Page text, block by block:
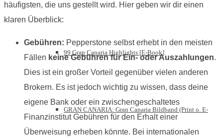
99 Gran Canaria Highlights [E-Book]
GRAN CANARIA: Gran Canaria Bildband (Print o. E-
häufigsten, die uns gestellt wird. Hier geben wir dir einen
klaren Überblick:
Gebühren: Pepperstone selbst erhebt in den meisten
Fällen keine Gebühren für Ein- oder Auszahlungen.
Dies ist ein großer Vorteil gegenüber vielen anderen
Brokern. Es ist jedoch wichtig zu wissen, dass deine
eigene Bank oder ein zwischengeschaltetes
Finanzinstitut Gebühren für den Erhalt einer
Überweisung erheben könnte. Bei internationalen